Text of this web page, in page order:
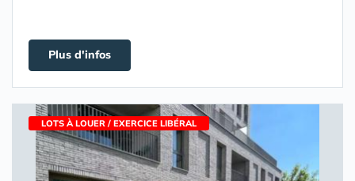
Plus d'infos
LOTS À LOUER / EXERCICE LIBÉRAL